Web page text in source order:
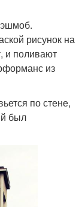
рисунок на
и поливают
из
по стене,
был